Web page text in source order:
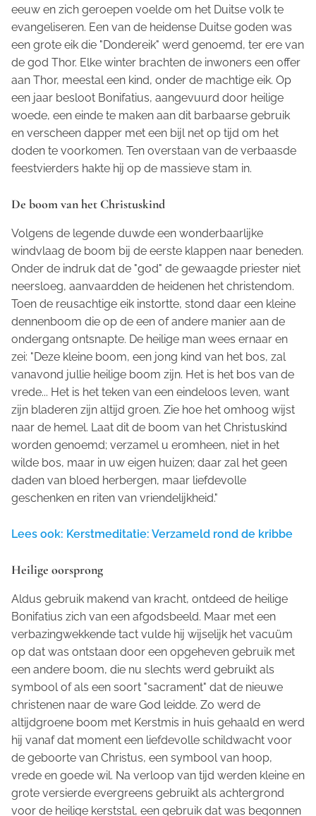
eeuw en zich geroepen voelde om het Duitse volk te
evangeliseren. Een van de heidense Duitse goden was
een grote eik die "Dondereik" werd genoemd, ter ere van
de god Thor. Elke winter brachten de inwoners een offer
aan Thor, meestal een kind, onder de machtige eik. Op
een jaar besloot Bonifatius, aangevuurd door heilige
woede, een einde te maken aan dit barbaarse gebruik
en verscheen dapper met een bijl net op tijd om het
doden te voorkomen. Ten overstaan van de verbaasde
feestvierders hakte hij op de massieve stam in.
De boom van het Christuskind
Volgens de legende duwde een wonderbaarlijke
windvlaag de boom bij de eerste klappen naar beneden.
Onder de indruk dat de "god" de gewaagde priester niet
neersloeg, aanvaardden de heidenen het christendom.
Toen de reusachtige eik instortte, stond daar een kleine
dennenboom die op de een of andere manier aan de
ondergang ontsnapte. De heilige man wees ernaar en
zei: "Deze kleine boom, een jong kind van het bos, zal
vanavond jullie heilige boom zijn. Het is het bos van de
vrede... Het is het teken van een eindeloos leven, want
zijn bladeren zijn altijd groen. Zie hoe het omhoog wijst
naar de hemel. Laat dit de boom van het Christuskind
worden genoemd; verzamel u eromheen, niet in het
wilde bos, maar in uw eigen huizen; daar zal het geen
daden van bloed herbergen, maar liefdevolle
geschenken en riten van vriendelijkheid."
Lees ook: Kerstmeditatie: Verzameld rond de kribbe
Heilige oorsprong
Aldus gebruik makend van kracht, ontdeed de heilige
Bonifatius zich van een afgodsbeeld. Maar met een
verbazingwekkende tact vulde hij wijselijk het vacuüm
op dat was ontstaan door een opgeheven gebruik met
een andere boom, die nu slechts werd gebruikt als
symbool of als een soort "sacrament" dat de nieuwe
christenen naar de ware God leidde. Zo werd de
altijdgroene boom met Kerstmis in huis gehaald en werd
hij vanaf dat moment een liefdevolle schildwacht voor
de geboorte van Christus, een symbool van hoop,
vrede en goede wil. Na verloop van tijd werden kleine en
grote versierde evergreens gebruikt als achtergrond
voor de heilige kerststal, een gebruik dat was begonnen